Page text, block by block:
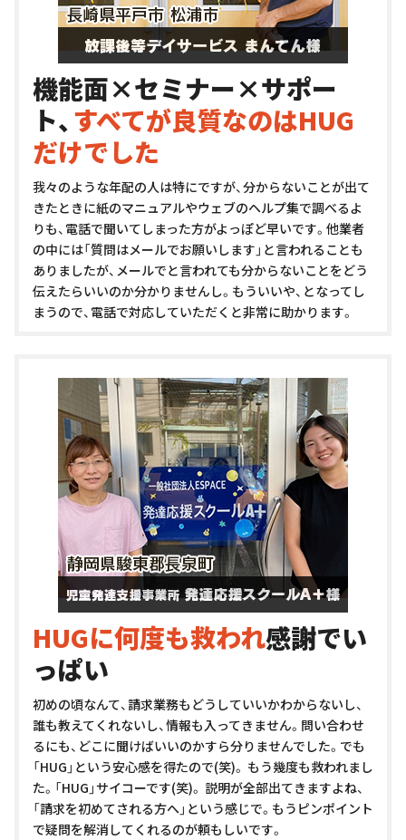
機能面×セミナー×サポー
ト、すべてが良質なのはHUG
だけでした
我々のような年配の人は特にですが、分からないことが出て
きたときに紙のマニュアルやウェブのヘルプ集で調べるよ
りも、電話で聞いてしまった方がよっぽど早いです。他業者
の中には「質問はメールでお願いします」と言われることも
ありましたが、メールでと言われても分からないことをどう
伝えたらいいのか分かりませんし。もういいや、となってし
まうので、電話で対応していただくと非常に助かります。
HUGに何度も救われ感謝でい
っぱい
初めの頃なんて、請求業務もどうしていいかわからないし、
誰も教えてくれないし、情報も入ってきません。問い合わせ
るにも、どこに聞けばいいのかすら分りませんでした。でも
「HUG」という安心感を得たので(笑)。 もう幾度も救われまし
た。「HUG」サイコーです(笑)。 説明が全部出てきますよね、
「請求を初めてされる方へ」という感じで。もうピンポイント
で疑問を解消してくれるのが頼もしいです。